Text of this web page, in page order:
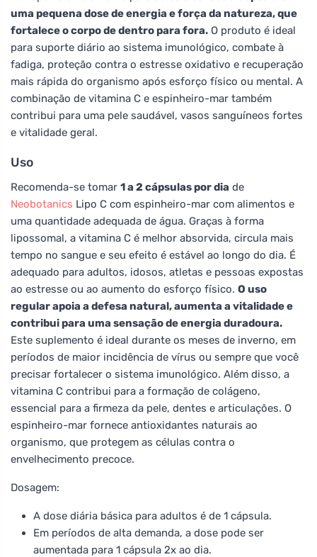
uma pequena dose de energia e força da natureza, que
fortalece o corpo de dentro para fora. O produto é ideal
para suporte diário ao sistema imunológico, combate à
fadiga, proteção contra o estresse oxidativo e recuperação
mais rápida do organismo após esforço físico ou mental. A
combinação de vitamina C e espinheiro-mar também
contribui para uma pele saudável, vasos sanguíneos fortes
e vitalidade geral.
Uso
Recomenda-se tomar 1 a 2 cápsulas por dia de
Neobotanics Lipo C com espinheiro-mar com alimentos e
uma quantidade adequada de água. Graças à forma
lipossomal, a vitamina C é melhor absorvida, circula mais
tempo no sangue e seu efeito é estável ao longo do dia. É
adequado para adultos, idosos, atletas e pessoas expostas
ao estresse ou ao aumento do esforço físico. O uso
regular apoia a defesa natural, aumenta a vitalidade e
contribui para uma sensação de energia duradoura.
Este suplemento é ideal durante os meses de inverno, em
períodos de maior incidência de vírus ou sempre que você
precisar fortalecer o sistema imunológico. Além disso, a
vitamina C contribui para a formação de colágeno,
essencial para a firmeza da pele, dentes e articulações. O
espinheiro-mar fornece antioxidantes naturais ao
organismo, que protegem as células contra o
envelhecimento precoce.
Dosagem:
A dose diária básica para adultos é de 1 cápsula.
Em períodos de alta demanda, a dose pode ser
aumentada para 1 cápsula 2x ao dia.